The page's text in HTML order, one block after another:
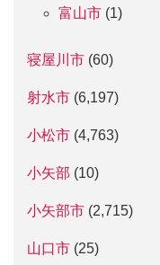
富山市 (1)
寝屋川市 (60)
射水市 (6,197)
小松市 (4,763)
小矢部 (10)
小矢部市 (2,715)
山口市 (25)